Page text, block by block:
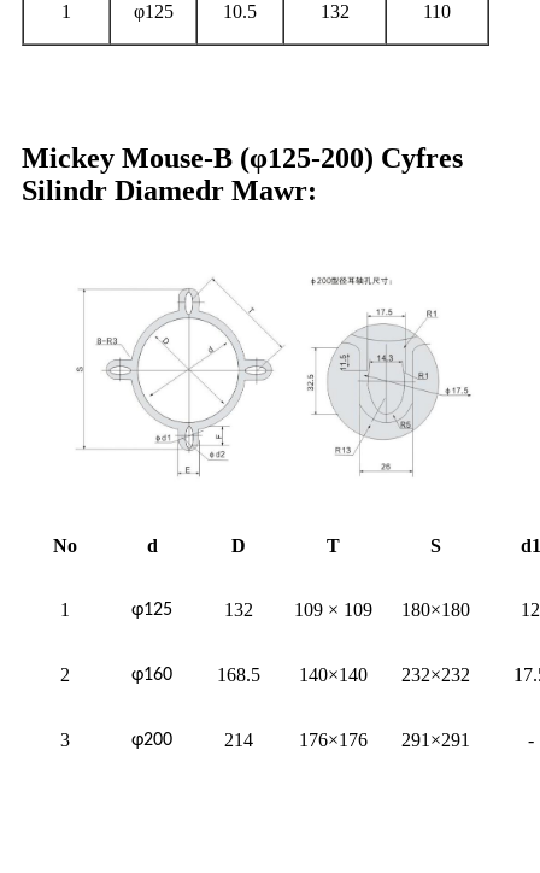
1 φ125 10.5 132 110
Mickey Mouse-B (φ125-200) Cyfres
Silindr Diamedr Mawr:
No d D T S d1
1 φ125 132 109 × 109 180×180 12
2 φ160 168.5 140×140 232×232
3 φ200 214 176×176 291×291 -